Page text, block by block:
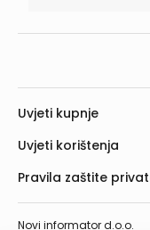
Novi informator d.o.o.
Uvjeti kupnje
Uvjeti korištenja
Pravila zaštite